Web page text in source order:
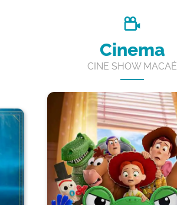
Cinema
CINE SHOW MACAÉ